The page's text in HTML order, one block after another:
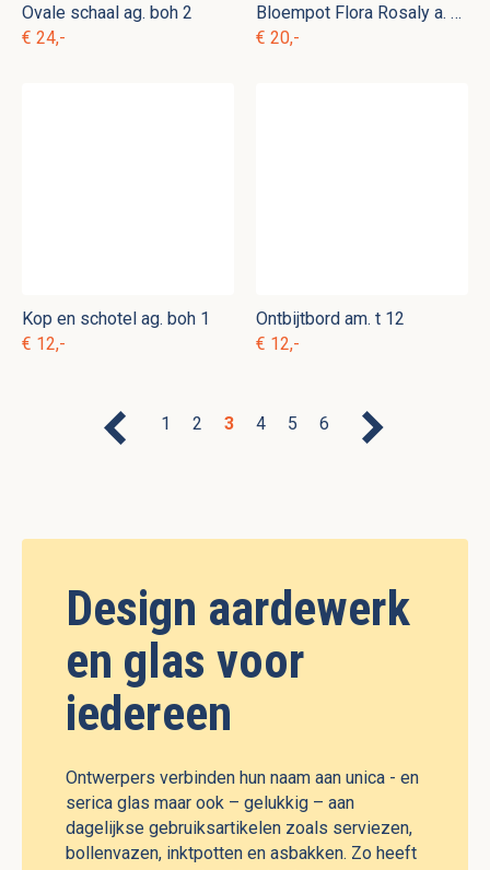
Ovale schaal ag. boh 2
€ 24,-
Bloempot Flora Rosaly a. pa 10
€ 20,-
Kop en schotel ag. boh 1
€ 12,-
Ontbijtbord am. t 12
€ 12,-
1 2 3 4 5 6
Design aardewerk
en glas voor
iedereen
Ontwerpers verbinden hun naam aan unica - en
serica glas maar ook – gelukkig – aan
dagelijkse gebruiksartikelen zoals serviezen,
bollenvazen, inktpotten en asbakken. Zo heeft